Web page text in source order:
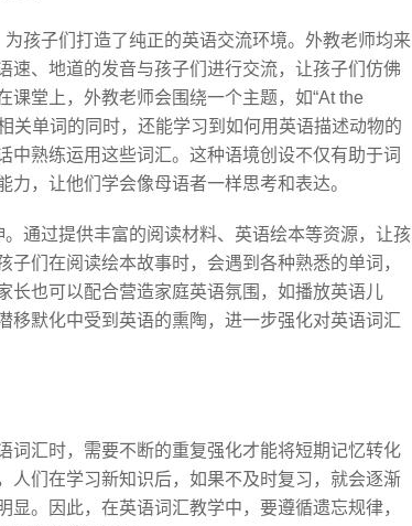
孩子们打造了纯正的英语交流环境。外教老师均来
速、地道的发音与孩子们进行交流，让孩子们仿佛
课堂上，外教老师会围绕一个主题，如“At the
关单词的同时，还能学习到如何用英语描述动物的
中熟练运用这些词汇。这种语境创设不仅有助于词
，让他们学会像母语者一样思考和表达。
通过提供丰富的阅读材料、英语绘本等资源，让孩
们在阅读绘本故事时，会遇到各种熟悉的单词，
长也可以配合营造家庭英语氛围，如播放英语儿
移默化中受到英语的熏陶，进一步强化对英语词汇
词汇时，需要不断的重复强化才能将短期记忆转化
人们在学习新知识后，如果不及时复习，就会逐渐
。因此，在英语词汇教学中，要遵循遗忘规律，